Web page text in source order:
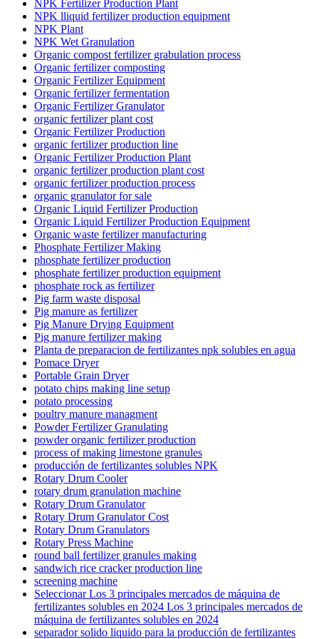
NPK Fertilizer Production Plant
NPK lliquid fertilizer production equipment
NPK Plant
NPK Wet Granulation
Organic compost fertilizer grabulation process
Organic fertilizer composting
Organic Fertilizer Equipment
Organic fertilizer fermentation
Organic Fertilizer Granulator
organic fertilizer plant cost
Organic Fertilizer Production
organic fertilizer production line
Organic Fertilizer Production Plant
organic fertilizer production plant cost
organic fertilizer production process
organic granulator for sale
Organic Liquid Fertilizer Production
Organic Liquid Fertilizer Production Equipment
Organic waste fertilizer manufacturing
Phosphate Fertilizer Making
phosphate fertilizer production
phosphate fertilizer production equipment
phosphate rock as fertilizer
Pig farm waste disposal
Pig manure as fertilizer
Pig Manure Drying Equipment
Pig manure fertilizer making
Planta de preparacion de fertilizantes npk solubles en agua
Pomace Dryer
Portable Grain Dryer
potato chips making line setup
potato processing
poultry manure managment
Powder Fertilizer Granulating
powder organic fertilizer production
process of making limestone granules
producción de fertilizantes solubles NPK
Rotary Drum Cooler
rotary drum granulation machine
Rotary Drum Granulator
Rotary Drum Granulator Cost
Rotary Drum Granulators
Rotary Press Machine
round ball fertilizer granules making
sandwich rice cracker production line
screening machine
Seleccionar Los 3 principales mercados de máquina de
fertilizantes solubles en 2024 Los 3 principales mercados de
máquina de fertilizantes solubles en 2024
separador solido liquido para la producción de fertilizantes